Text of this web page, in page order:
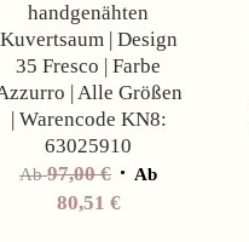
handgenähten
Kuvertsaum | Design
35 Fresco | Farbe
| Alle Größen
| Warencode KN8:
63025910
Ab97,00€ Ab
80,51 €